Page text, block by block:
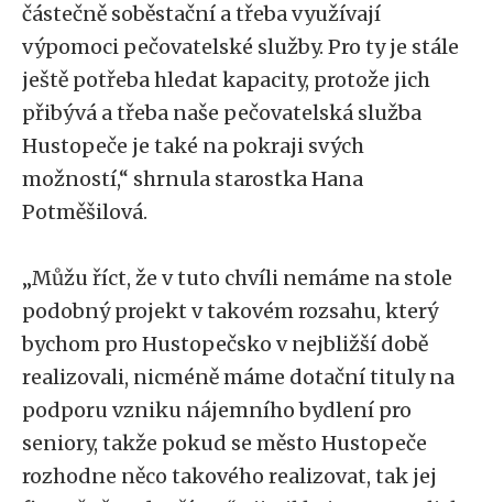
částečně soběstační a třeba využívají
výpomoci pečovatelské služby. Pro ty je stále
ještě potřeba hledat kapacity, protože jich
přibývá a třeba naše pečovatelská služba
Hustopeče je také na pokraji svých
možností,“ shrnula starostka Hana
Potměšilová.
„Můžu říct, že v tuto chvíli nemáme na stole
podobný projekt v takovém rozsahu, který
bychom pro Hustopečsko v nejbližší době
realizovali, nicméně máme dotační tituly na
podporu vzniku nájemního bydlení pro
seniory, takže pokud se město Hustopeče
rozhodne něco takového realizovat, tak jej